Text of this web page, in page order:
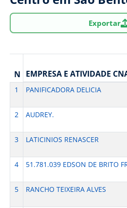
Exportar
N EMPRESA E ATIVIDADE
1 PANIFICADORA DELICIA
2
AUDREY.
3
LATICINIOS RENASCER
4
51.781.039 EDSON DE BRITO
5
RANCHO TEIXEIRA ALVES